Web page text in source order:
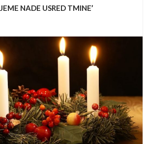
NADE USRED TMINE’